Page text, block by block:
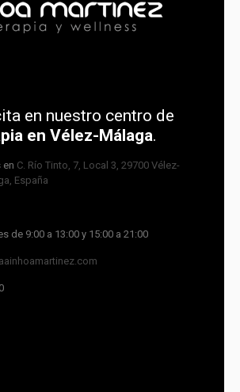
en nuestro centro de
en Vélez-Málaga.
en C. Río Tinto, 7, Local 3, 29700 Vélez-
España
de 9:00 a 13:00 y 15:00 a 21:00